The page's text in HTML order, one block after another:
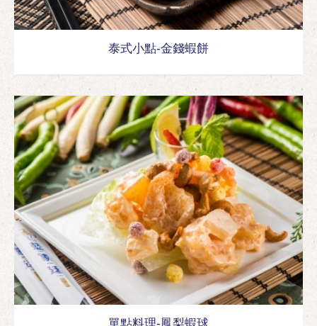
泰式小點-金錢蝦餅